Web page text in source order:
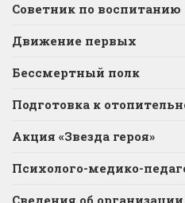
Советник по воспитанию
Движение первых
Бессмертный полк
Подготовка к
Акция «Звезда героя»
Психолого-медико-